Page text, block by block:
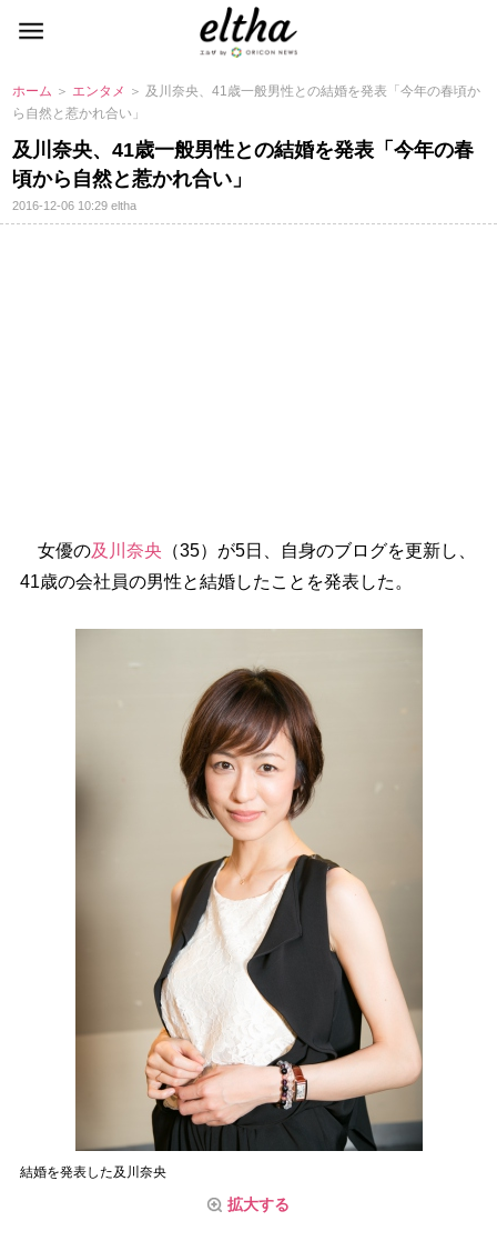
ホーム ＞ エンタメ ＞ 及川奈央、41歳一般男性との結婚を発表「今年の春頃か
ら自然と惹かれ合い」
及川奈央、41歳一般男性との結婚を発表「今年の春
頃から自然と惹かれ合い」
2016-12-06 10:29eltha
女優の及川奈央 （35）が5日、自身のブログを更新し、
41歳の会社員の男性と結婚したことを発表した。
結婚を発表した及川奈央
拡大する